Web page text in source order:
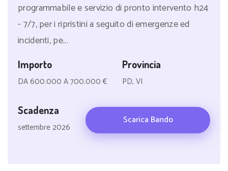
programmabile e servizio di pronto intervento h24
- 7/7, per i ripristini a seguito di emergenze ed
incidenti, pe...
Importo
DA 600.000 A 700.000 €
Provincia
PD, VI
Scadenza
settembre 2026
Scarica Bando